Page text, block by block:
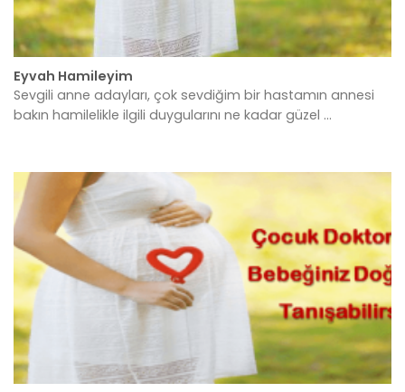
Eyvah Hamileyim
Sevgili anne adayları, çok sevdiğim bir hastamın annesi
bakın hamilelikle ilgili duygularını ne kadar güzel ...